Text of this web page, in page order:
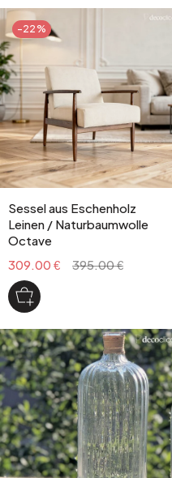
-22%
Sessel aus Eschenholz
Leinen / Naturbaumwolle
Octave
309.00 €
395.00 €